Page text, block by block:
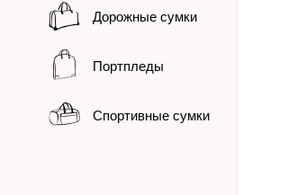
Дорожные сумки
Портпледы
Спортивные сумки